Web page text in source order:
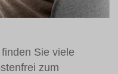
Sie viele
zum